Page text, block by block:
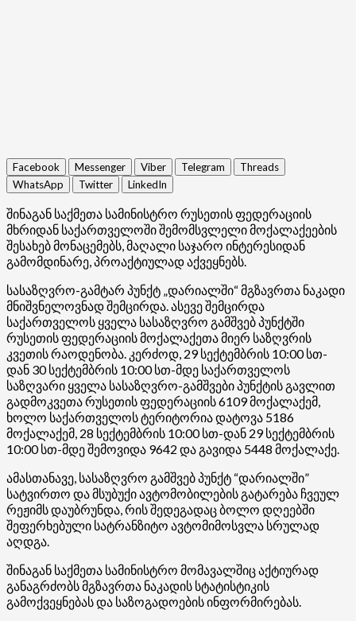
Facebook Messenger Viber Telegram
Threads
WhatsApp
Twitter LinkedIn
შინაგან საქმეთა სამინისტრო რუსეთის ფედერაციის
მხრიდან საქართველოში შემომსვლელი მოქალაქეების
შესახებ მონაცემებს, მაღალი საჯარო ინტერესიდან
გამომდინარე, პროაქტიულად აქვეყნებს.
სასაზღვრო-გამტარ პუნქტ „დარიალში“ მგზავრთა ნაკადი
მნიშვნელოვნად შემცირდა. ასევე შემცირდა
საქართველოს ყველა სასაზღვრო გამშვებ პუნქტში
რუსეთის ფედერაციის მოქალაქეთა მიერ საზღვრის
კვეთის რაოდენობა. კერძოდ, 29 სექტემბრის 10:00 სთ-
დან 30 სექტემბრის 10:00 სთ-მდე საქართველოს
საზღვარი ყველა სასაზღვრო-გამშვები პუნქტის გავლით
გადმოკვეთა რუსეთის ფედერაციის 6109 მოქალაქემ,
ხოლო საქართველოს ტერიტორია დატოვა 5186
მოქალაქემ, 28 სექტემბრის 10:00 სთ-დან 29 სექტემბრის
10:00 სთ-მდე შემოვიდა 9642 და გავიდა 5448 მოქალაქე.
ამასთანავე, სასაზღვრო გამშვებ პუნქტ “დარიალში”
სატვირთო და მსუბუქი ავტომობილების გატარება ჩვეულ
რეჟიმს დაუბრუნდა, რის შედეგადაც ბოლო დღეებში
შეფერხებული სატრანზიტო ავტომიმოსვლა სრულად
აღდგა.
შინაგან საქმეთა სამინისტრო მომავალშიც აქტიურად
განაგრძობს მგზავრთა ნაკადის სტატისტიკის
გამოქვეყნებას და საზოგადოების ინფორმირებას.